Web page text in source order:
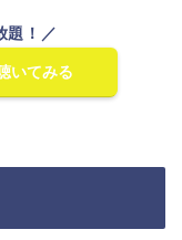
題！／
いてみる